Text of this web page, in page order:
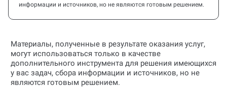
информации и источников, но не являются готовым решением.
Материалы, полученные в результате оказания услуг,
могут использоваться только в качестве
дополнительного инструмента для решения имеющихся
у вас задач, сбора информации и источников, но не
являются готовым решением.